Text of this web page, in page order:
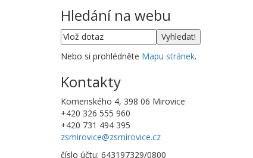
Hledání na webu
Nebo si prohlédněte Mapu stránek.
Kontakty
Komenského 4, 398 06 Mirovice
+420 326 555 960
+420 731 494 395
zsmirovice@zsmirovice.cz
číslo účtu: 643197329/0800